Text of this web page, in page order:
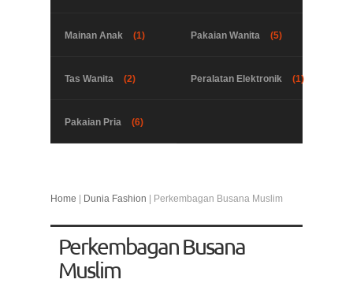
Mainan Anak (1) Pakaian Wanita (5)
Tas Wanita (2) Peralatan Elektronik (1)
Pakaian Pria (6)
Home Dunia Fashion | Perkembagan Busana Muslim
Perkembagan Busana
Muslim